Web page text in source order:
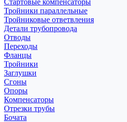
Стартовые компенсаторы
Тройники параллельные
Тройниковые ответвления
Детали трубопровода
Отводы
Переходы
Фланцы
Тройники
Заглушки
Сгоны
Опоры
Компенсаторы
Отрезки трубы
Бочата